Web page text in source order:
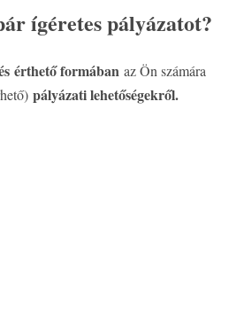
ígéretes pályázatot?
érthető formában az Ön számára
pályázati lehetőségekről.